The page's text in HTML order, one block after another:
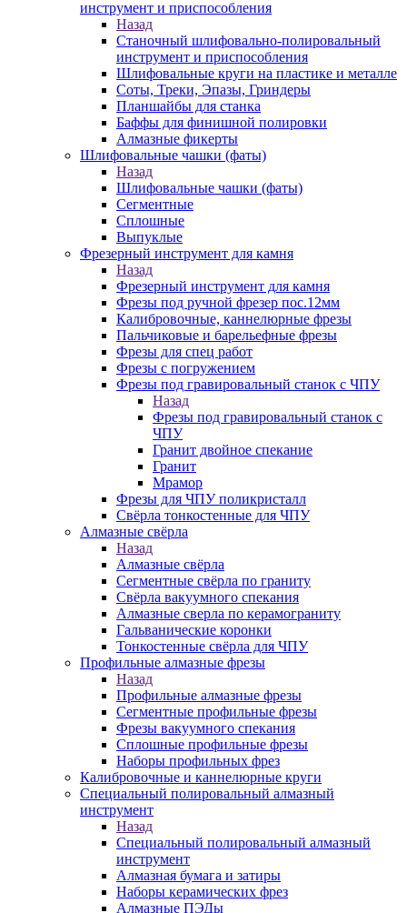
инструмент и приспособления
Назад
Станочный шлифовально-полировальный
инструмент и приспособления
Шлифовальные круги на пластике и металле
Соты, Треки, Эпазы, Гриндеры
Планшайбы для станка
Баффы для финишной полировки
Алмазные фикерты
Шлифовальные чашки (фаты)
Назад
Шлифовальные чашки (фаты)
Сегментные
Сплошные
Выпуклые
Фрезерный инструмент для камня
Назад
Фрезерный инструмент для камня
Фрезы под ручной фрезер пос.12мм
Калибровочные, каннелюрные фрезы
Пальчиковые и барельефные фрезы
Фрезы для спец работ
Фрезы с погружением
Фрезы под гравировальный станок с ЧПУ
Назад
Фрезы под гравировальный станок с
ЧПУ
Гранит двойное спекание
Гранит
Мрамор
Фрезы для ЧПУ поликристалл
Свёрла тонкостенные для ЧПУ
Алмазные свёрла
Назад
Алмазные свёрла
Сегментные свёрла по граниту
Свёрла вакуумного спекания
Алмазные сверла по керамограниту
Гальванические коронки
Тонкостенные свёрла для ЧПУ
Профильные алмазные фрезы
Назад
Профильные алмазные фрезы
Сегментные профильные фрезы
Фрезы вакуумного спекания
Сплошные профильные фрезы
Наборы профильных фрез
Калибровочные и каннелюрные круги
Специальный полировальный алмазный
инструмент
Назад
Специальный полировальный алмазный
инструмент
Алмазная бумага и затиры
Наборы керамических фрез
Алмазные ПЭДы